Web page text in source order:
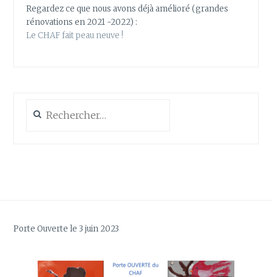
Regardez ce que nous avons déjà amélioré (grandes
rénovations en 2021 -2022) :
Le CHAF fait peau neuve !
Porte Ouverte le 3 juin 2023